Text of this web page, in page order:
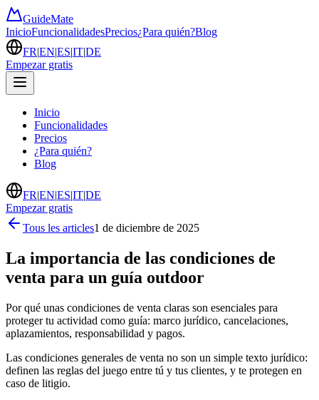
GuideMate
InicioFuncionalidadesPrecios¿Para quién?Blog
FR|EN|ES|IT|DE
Empezar gratis
Inicio
Funcionalidades
Precios
¿Para quién?
Blog
FR|EN|ES|IT|DE
Empezar gratis
Tous les articles1 de diciembre de 2025
La importancia de las condiciones de
venta para un guía outdoor
Por qué unas condiciones de venta claras son esenciales para
proteger tu actividad como guía: marco jurídico, cancelaciones,
aplazamientos, responsabilidad y pagos.
Las condiciones generales de venta no son un simple texto jurídico:
definen las reglas del juego entre tú y tus clientes, y te protegen en
caso de litigio.